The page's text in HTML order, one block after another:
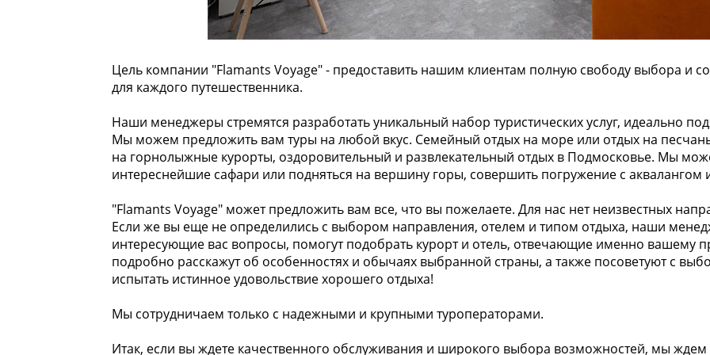
Цель компании "Flamants Voyage" - предоставить нашим клиентам полную свободу выбора и
для каждого путешественника.
Наши менеджеры стремятся разработать уникальный набор туристических услуг, идеально
Мы можем предложить вам туры на любой вкус. Семейный отдых на море или отдых на
на горнолыжные курорты, оздоровительный и развлекательный отдых в Подмосковье. Мы
интереснейшие сафари или подняться на вершину горы, совершить погружение с аквалангом
"Flamants Voyage" может предложить вам все, что вы пожелаете. Для нас нет неизвестных
Если же вы еще не определились с выбором направления, отелем и типом отдыха, наши
интересующие вас вопросы, помогут подобрать курорт и отель, отвечающие именно вашему
подробно расскажут об особенностях и обычаях выбранной страны, а также посоветуют с
испытать истинное удовольствие хорошего отдыха!
Мы сотрудничаем только с надежными и крупными туроператорами.
Итак, если вы ждете качественного обслуживания и широкого выбора возможностей, мы